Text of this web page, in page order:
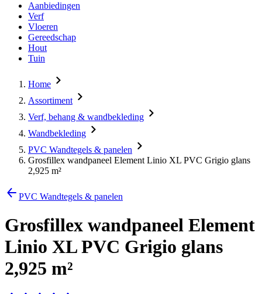
Aanbiedingen
Verf
Vloeren
Gereedschap
Hout
Tuin
Home
Assortiment
Verf, behang & wandbekleding
Wandbekleding
PVC Wandtegels & panelen
Grosfillex wandpaneel Element Linio XL PVC Grigio glans
2,925 m²
PVC Wandtegels & panelen
Grosfillex wandpaneel Element
Linio XL PVC Grigio glans
2,925 m²